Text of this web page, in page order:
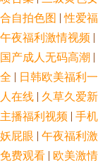
合自拍色图 |性爱
午夜福利激情视频 |
国产成人无码高潮 |
全 | 日韩欧美福利
人在线 | 久草久爱
主播福利视频 | 手
妖屁眼 | 午夜福利
免费观看 | 欧美激